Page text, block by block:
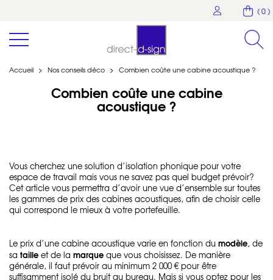
( 0 )
Accueil > Nos conseils déco > Combien coûte une cabine acoustique ?
Combien coûte une cabine
acoustique ?
Vous cherchez une solution d’isolation phonique pour votre
espace de travail mais vous ne savez pas quel budget prévoir?
Cet article vous permettra d’avoir une vue d’ensemble sur toutes
les gammes de prix des cabines acoustiques, afin de choisir celle
qui correspond le mieux à votre portefeuille.
Le prix d’une cabine acoustique varie en fonction du modèle, de
sa taille et de la marque que vous choisissez. De manière
générale, il faut prévoir au minimum 2 000 € pour être
suffisamment isolé du bruit au bureau. Mais si vous optez pour les